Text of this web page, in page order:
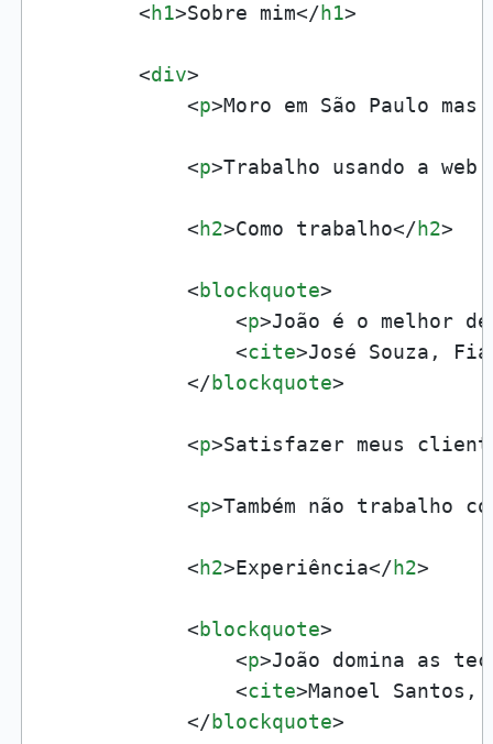
<h1>Sobre mim</h1>
<div>
<p>Moro em São Paulo
<p>Trabalho usando a
<h2>Como trabalho</h2>
<blockquote>
<p>João é o melhor
<cite>José Souza,
</blockquote>
<p>Satisfazer meus
<p>Também não trabalho
<h2>Experiência</h2>
<blockquote>
<p>João domina as
<cite>Manoel Santos,
</blockquote>